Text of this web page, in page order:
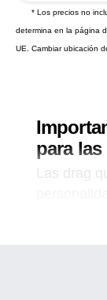
* Los precios no
determina en la página
UE. Cambiar ubicación
para
Las drag